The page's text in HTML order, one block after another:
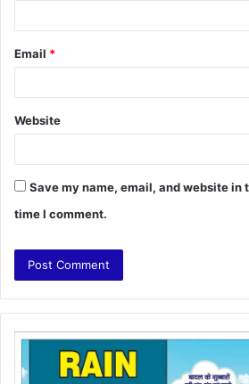
Email *
Website
Save my name, email, and website in
time I comment.